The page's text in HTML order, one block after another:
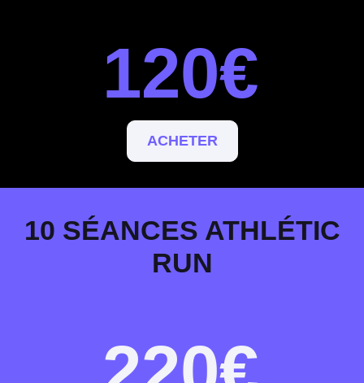
120€
ACHETER
10 SÉANCES ATHLÉTIC
RUN